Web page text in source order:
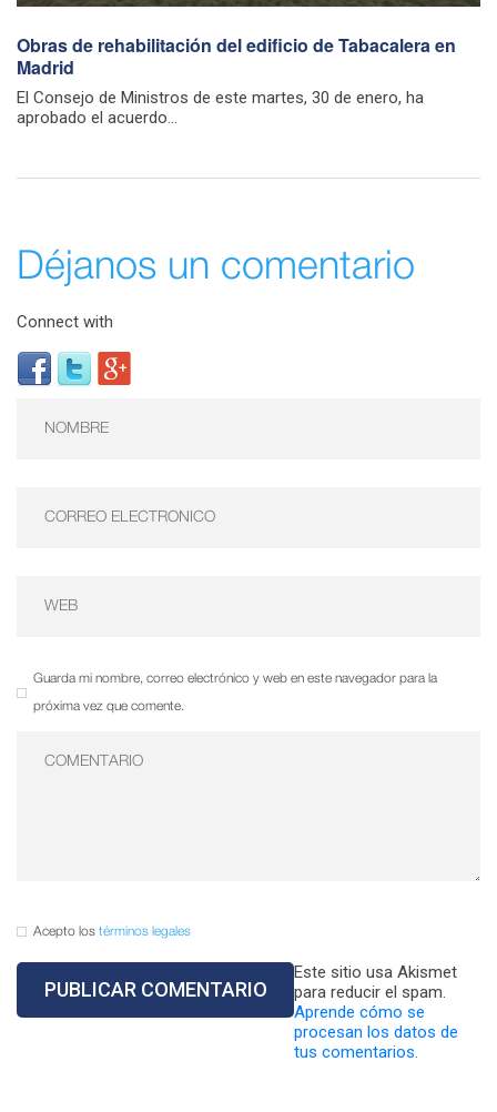
Obras de rehabilitación del edificio de Tabacalera en
Madrid
El Consejo de Ministros de este martes, 30 de enero, ha
aprobado el acuerdo...
Déjanos un comentario
Connect with
Guarda mi nombre, correo electrónico y web en este navegador para la
próxima vez que comente.
Acepto los términos legales
Este sitio usa Akismet
para reducir el spam.
Aprende cómo se
procesan los datos de
tus comentarios.